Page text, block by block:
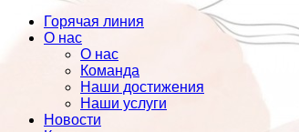
Горячая линия
О нас
О нас
Команда
Наши достижения
Наши услуги
Новости